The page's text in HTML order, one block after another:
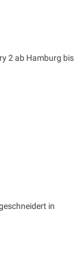
2 ab Hamburg bis
in